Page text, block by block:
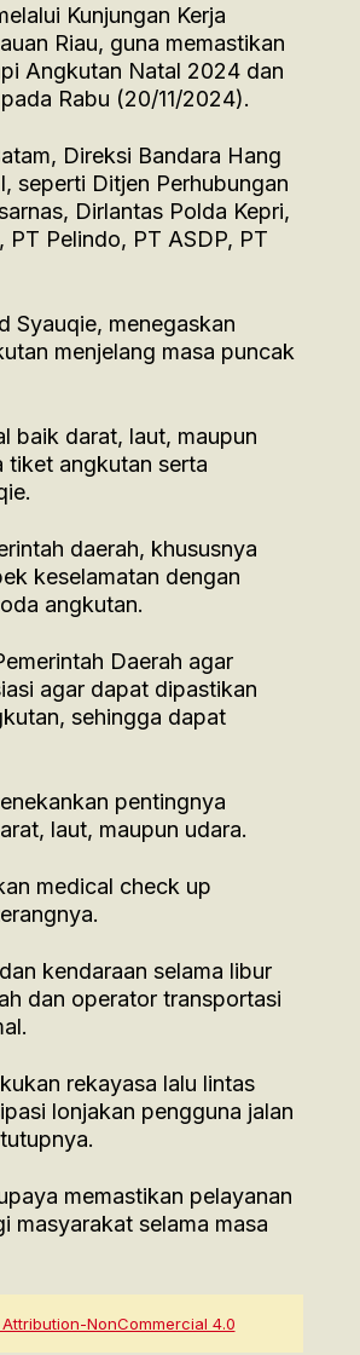
Kunjungan Kerja
Riau, guna memastikan
Angkutan Natal 2024 dan
Rabu (20/11/2024).
Direksi Bandara Hang
seperti Ditjen Perhubungan
Dirlantas Polda Kepri,
Pelindo, PT ASDP, PT
Syauqie, menegaskan
menjelang masa puncak
baik darat, laut, maupun
tiket angkutan serta
daerah, khususnya
keselamatan dengan
angkutan.
Daerah agar
agar dapat dipastikan
sehingga dapat
pentingnya
laut, maupun udara.
medical check up
kendaraan selama libur
dan operator transportasi
rekayasa lalu lintas
lonjakan pengguna jalan
memastikan pelayanan
masyarakat selama masa
NonCommercial 4.0